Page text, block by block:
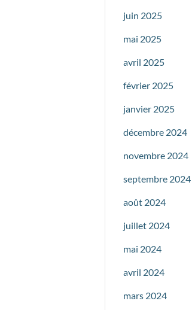
juin 2025
mai 2025
avril 2025
février 2025
janvier 2025
décembre 2024
novembre 2024
septembre 2024
août 2024
juillet 2024
mai 2024
avril 2024
mars 2024